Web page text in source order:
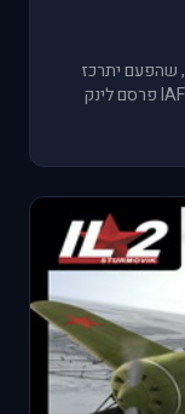
מועד השיחרור לסימולטור המבטיח מיוצרי IL2, שהפעם יתרכז
בקרב על בריטניה, מתקרב ובגדול! IAF_Phantom פרסם לינק